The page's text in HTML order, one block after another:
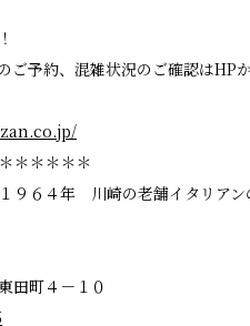
ご予約、混雑状況のご確認はHP
＊＊＊＊＊
６４年 川崎の老舗イタリアン
田町４－１０